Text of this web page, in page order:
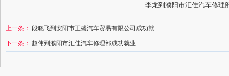
李龙到濮阳市汇佳汽车修理
上一条： 段晓飞到安阳市正盛汽车贸易有限公司成功就
下一条： 赵伟到濮阳市汇佳汽车修理部成功就业